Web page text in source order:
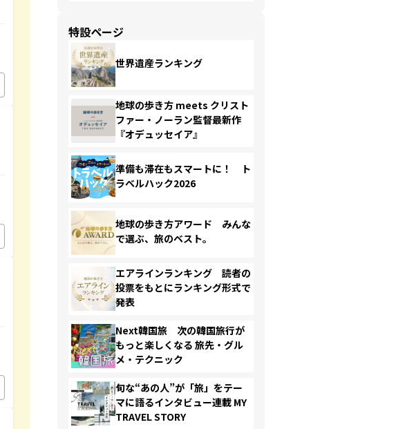
特設ページ
世界遺産ランキング
地球の歩き方 meets クリスト
ファー・ノーラン監督最新作
『オデュッセイア』
準備も滞在もスマートに！ ト
ラベルハック2026
地球の歩き方アワード みんな
で選ぶ、旅のベスト。
エアラインランキング 読者の
投票をもとにランキング形式で
発表
Next韓国旅 次の韓国旅行が
もっと楽しくなる 旅先・グル
メ・テクニック
旬な“あの人”が「旅」をテー
マに語るインタビュー連載 MY
TRAVEL STORY